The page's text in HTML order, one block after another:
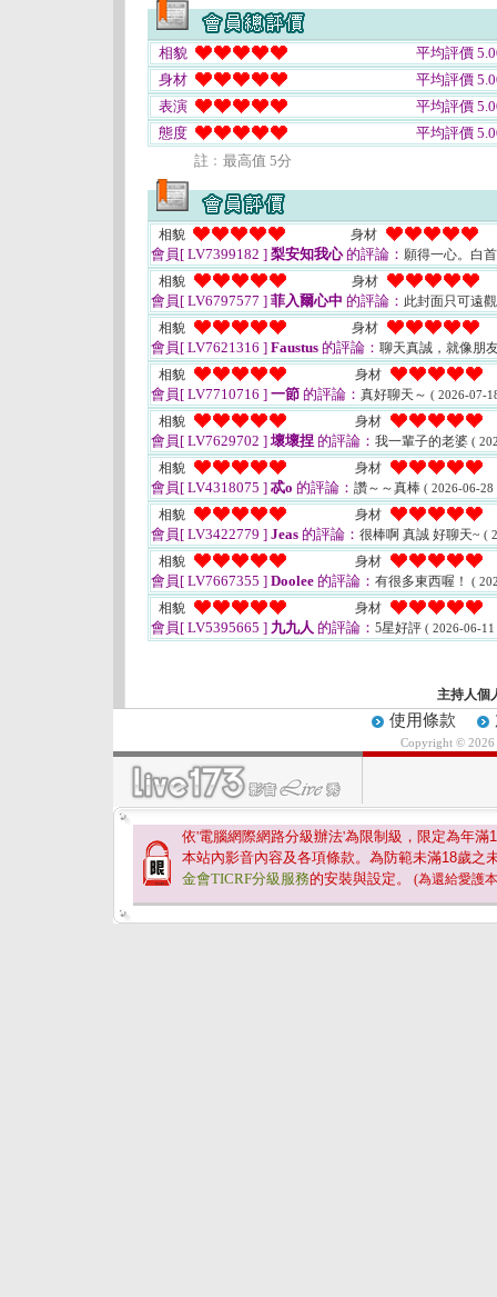
相貌
平均評價
身材
平均評價
表演
平均評價
態度
平均評價
註﹕最高值 5分
相貌 身材
會員[ LV7399182 ] 梨安知我心的評論： 願得一心。白
相貌
身材
會員[ LV6797577 ] 菲入爾心中 的評論： 此封面只可遠
相貌
身材
會員[ LV7621316 ] Faustus 的評論： 聊天真誠，就像朋
相貌
身材
會員[ LV7710716 ] 一節 的評論： 真好聊天～ ( 2026-07-
相貌 身材
會員[ LV7629702 ] 壞壞捏 的評論： 我一輩子的老婆 (
相貌 身材
會員[ LV4318075 ] 忒o 的評論： 讚～～真棒 ( 2026-06-28
相貌 身材
會員[ LV3422779 ] Jeas 的評論： 很棒啊 真誠 好聊天~ (
相貌 身材
會員[ LV7667355 ] Doolee 的評論： 有很多東西喔！ (
相貌 身材
會員[ LV5395665 ] 九九人 的評論： 5星好評 ( 2026-06-
主持人個
使用條款
Copyright ©
依'電腦網際網路分級辦法'為限制級，限定為年滿
本站內影音內容及各項條款。為防範未滿18歲之
金會TICRF分級服務的安裝與設定。 (為還給愛護